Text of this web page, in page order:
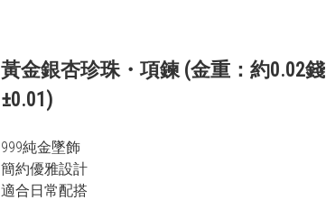
黃金銀杏珍珠・項鍊 (金重：約0.02錢
±0.01)
999純金墜飾
簡約優雅設計
適合日常配搭